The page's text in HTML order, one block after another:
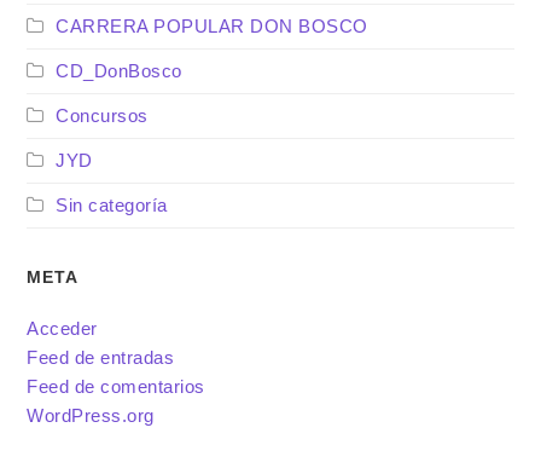
CARRERA POPULAR DON BOSCO
CD_DonBosco
Concursos
JYD
Sin categoría
META
Acceder
Feed de entradas
Feed de comentarios
WordPress.org